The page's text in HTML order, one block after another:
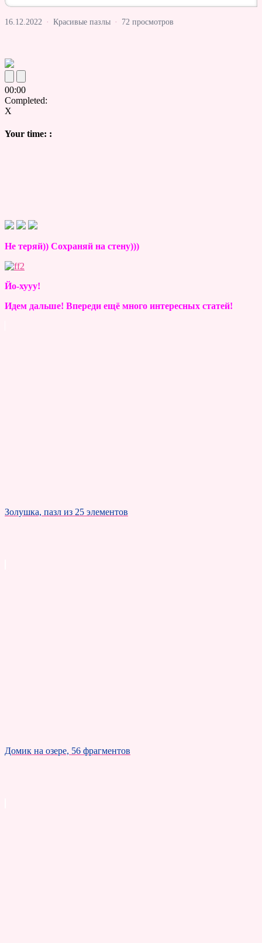
16.12.2022 · Красивые пазлы · 72 просмотров
00:00
Completed:
X
Your time: :
Не теряй)) Сохраняй на стену)))
Йо-хууу!
Идем дальше! Впереди ещё много интересных статей!
Золушка, пазл из 25 элементов
Домик на озере, 56 фрагментов